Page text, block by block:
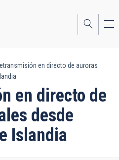
en directo de auroras
en directo de
desde
Islandia